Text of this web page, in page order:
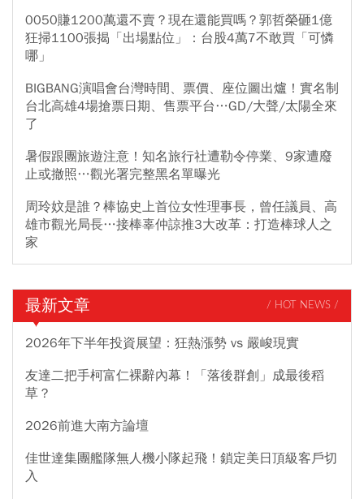
0050賺1200萬還不賣？現在還能買嗎？郭哲榮砸1億
狂掃1100張揭「出場點位」：台股4萬7不敢買「可憐
哪」
BIGBANG演唱會台灣時間、票價、座位圖出爐！實名制
台北高雄4場搶票日期、售票平台…GD/大聲/太陽全來
了
暑假跟團旅遊注意！知名旅行社遭勒令停業、9家遭廢
止或撤照…觀光署完整黑名單曝光
周玲妏是誰？棒協史上首位女性理事長，曾任議員、高
雄市觀光局長…接棒辜仲諒推3大改革：打造棒球人之
家
最新文章 / HOT NEWS /
2026年下半年投資展望：狂熱漲勢 vs 嚴峻現實
友達二把手柯富仁裸辭內幕！「落後群創」成最後稻
草？
2026前進大南方論壇
佳世達集團艦隊無人機小隊起飛！鎖定美日頂級客戶切
入